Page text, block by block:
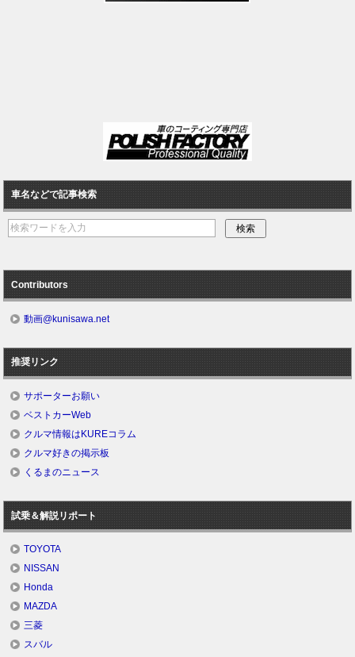
車名などで記事検索
Contributors
動画@kunisawa.net
推奨リンク
サポーターお願い
ベストカーWeb
クルマ情報はKUREコラム
クルマ好きの掲示板
くるまのニュース
試乗＆解説リポート
TOYOTA
NISSAN
Honda
MAZDA
三菱
スバル